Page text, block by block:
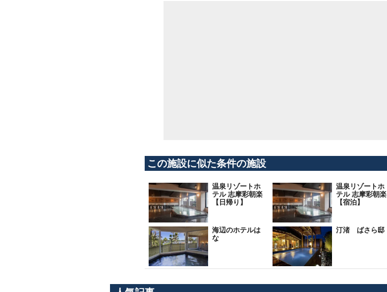
この施設に似た条件の施設
温泉リゾートホ
テル 志摩彩朝楽
【日帰り】
温泉リゾートホ
テル 志摩彩朝楽
【宿泊】
海辺のホテルは
な
汀渚 ばさら邸